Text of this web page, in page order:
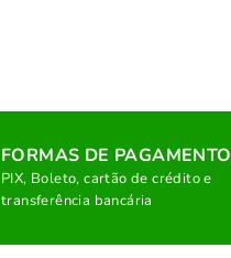
FORMAS DE PAGAMENTO
PIX, Boleto, cartão de crédito e
transferência bancária